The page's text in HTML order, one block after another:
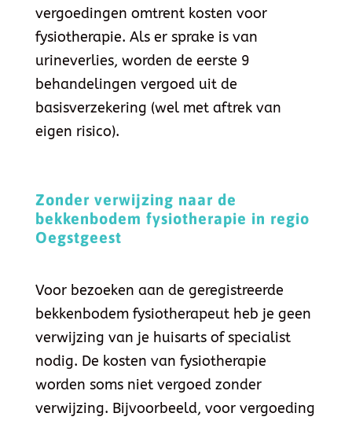
vergoedingen omtrent kosten voor
fysiotherapie. Als er sprake is van
urineverlies, worden de eerste 9
behandelingen vergoed uit de
basisverzekering (wel met aftrek van
eigen risico).
Zonder verwijzing naar de
bekkenbodem fysiotherapie in regio
Oegstgeest
Voor bezoeken aan de geregistreerde
bekkenbodem fysiotherapeut heb je geen
verwijzing van je huisarts of specialist
nodig. De kosten van fysiotherapie
worden soms niet vergoed zonder
verwijzing. Bijvoorbeeld, voor vergoeding